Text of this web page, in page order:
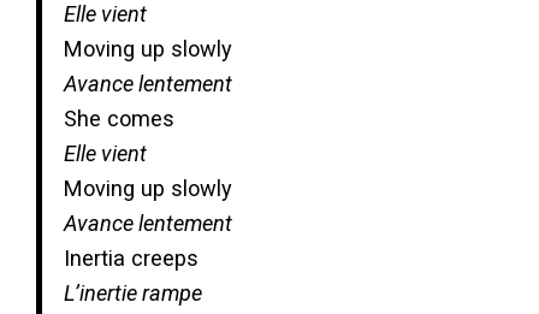
Elle vient
Moving up slowly
Avance lentement
She comes
Elle vient
Moving up slowly
Avance lentement
Inertia creeps
L’inertie rampe